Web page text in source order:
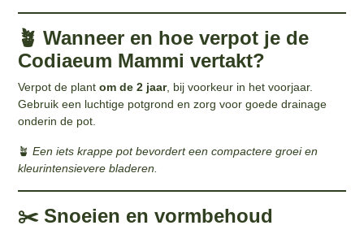
🪴 Wanneer en hoe verpot je de
Codiaeum Mammi vertakt?
Verpot de plantom de 2 jaar, bij voorkeur in het voorjaar.
Gebruik een luchtige potgrond en zorg voor goede drainage
onderin de pot.
🪴Een iets krappe pot bevordert een compactere groei en
kleurintensievere bladeren.
✂️ Snoeien en vormbehoud